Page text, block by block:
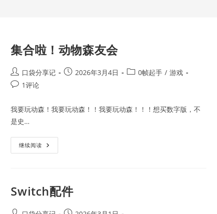
集合啦！动物森友会
Post
author:
口袋分享记
Post2026年3月4日
Post0帧起手 / 游戏
Post1评论
我要玩动森！我要玩动森！！我要玩动森！！！想买数字版，不
是史…
继续阅读 集
合
友
会
Switch配件